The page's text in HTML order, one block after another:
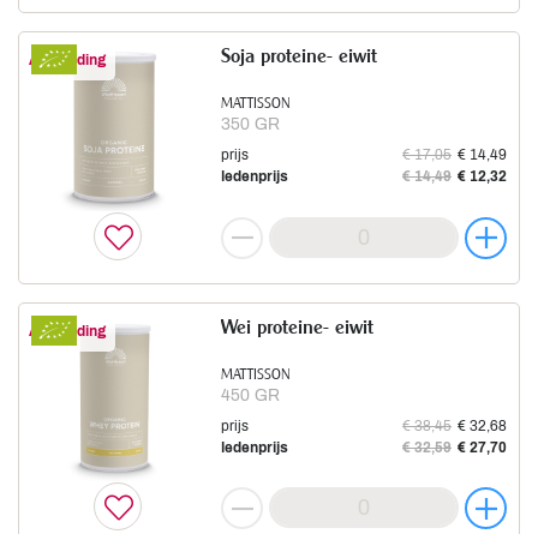
Aanbieding
MATTISSON
350 GR
Soja proteine- eiwit
prijs € 17,05 € 14,49
ledenprijs
€ 14,49 € 12,32
Aanbieding
MATTISSON
450 GR
Wei proteine- eiwit
prijs € 38,45 € 32,68
ledenprijs
€ 32,59 € 27,70